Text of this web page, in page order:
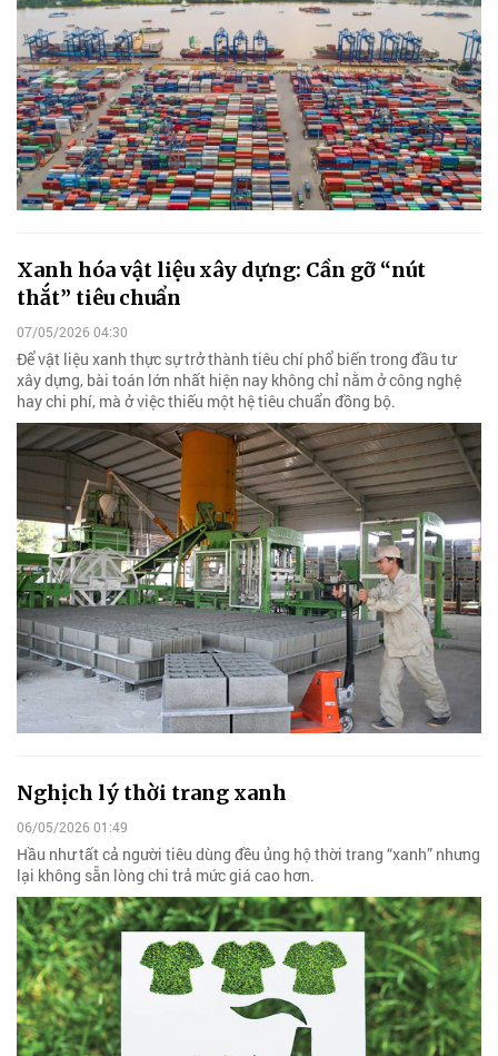
Xanh hóa vật liệu xây dựng: Cần gỡ “nút
thắt” tiêu chuẩn
07/05/2026 04:30
Để vật liệu xanh thực sự trở thành tiêu chí phổ biến trong đầu tư
xây dựng, bài toán lớn nhất hiện nay không chỉ nằm ở công nghệ
hay chi phí, mà ở việc thiếu một hệ tiêu chuẩn đồng bộ.
Nghịch lý thời trang xanh
06/05/2026 01:49
Hầu như tất cả người tiêu dùng đều ủng hộ thời trang “xanh” nhưng
lại không sẵn lòng chi trả mức giá cao hơn.